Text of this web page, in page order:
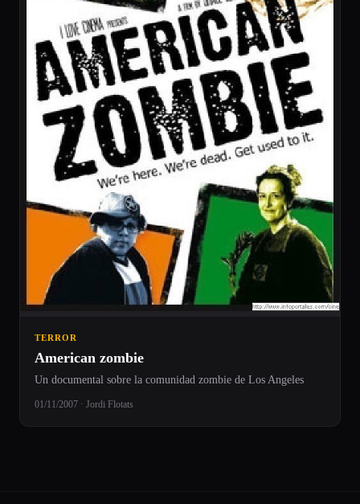
TERROR
American zombie
Un documental sobre la comunidad zombie de Los Angeles
01/11/2007 · Jordi Flotats